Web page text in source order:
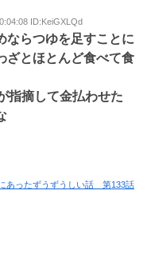
ID:KeiGXLQd
ならつゆを足すことに
ざとほとんど食べて食
指摘して金払わせた
あったずうずうしい話 第133話